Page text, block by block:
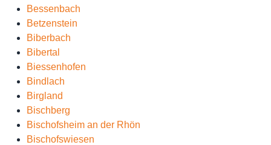
Bessenbach
Betzenstein
Biberbach
Bibertal
Biessenhofen
Bindlach
Birgland
Bischberg
Bischofsheim an der Rhön
Bischofswiesen